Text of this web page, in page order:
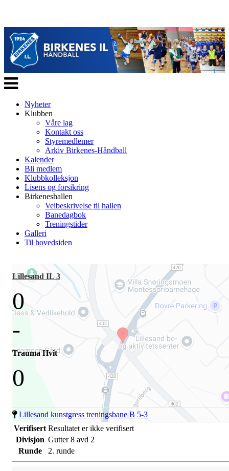
Veksle
navigasjon
Nyheter
Klubben
Våre lag
Kontakt oss
Styremedlemer
Arkiv Birkenes-Håndball
Kalender
Bli medlem
Klubbkolleksjon
Lisens og forsikring
Birkeneshallen
Veibeskrivelse til hallen
Banedagbok
Treningstider
Galleri
Til hovedsiden
Lillesand IL 3
0
-
Trauma Hvit
0
Lillesand kunstgress treningsbane B 5-3
Verifisert Resultatet er ikke verifisert
Divisjon Gutter 8 avd 2
Runde
2. runde